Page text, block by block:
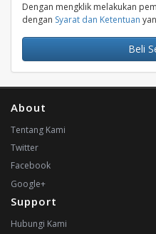
Dengan mengklik melakukan
dengan Syarat dan Ketentuan
Beli
About
Tentang Kami
Twitter
Facebook
Google+
Support
Hubungi Kami